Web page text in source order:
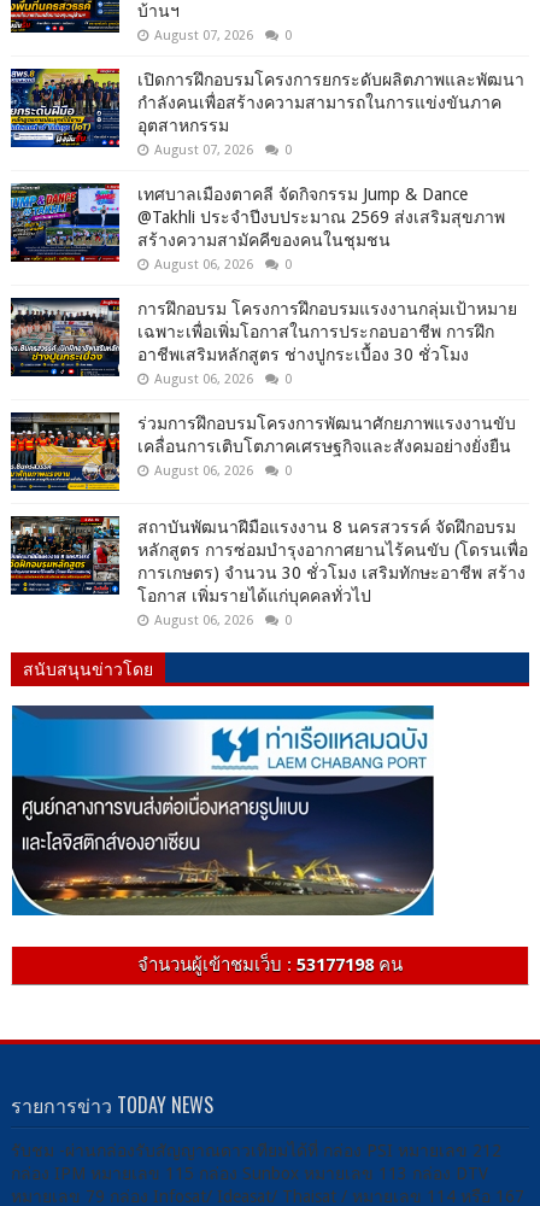
บ้านฯ
August 07, 2026 0
เปิดการฝึกอบรมโครงการยกระดับผลิตภาพและพัฒนา
กำลังคนเพื่อสร้างความสามารถในการแข่งขันภาค
อุตสาหกรรม
August 07, 2026 0
เทศบาลเมืองตาคลี จัดกิจกรรม Jump & Dance
@Takhli ประจำปีงบประมาณ 2569 ส่งเสริมสุขภาพ
สร้างความสามัคคีของคนในชุมชน
August 06, 2026 0
การฝึกอบรม โครงการฝึกอบรมแรงงานกลุ่มเป้าหมาย
เฉพาะเพื่อเพิ่มโอกาสในการประกอบอาชีพ การฝึก
อาชีพเสริมหลักสูตร ช่างปูกระเบื้อง 30 ชั่วโมง
August 06, 2026 0
ร่วมการฝึกอบรมโครงการพัฒนาศักยภาพแรงงานขับ
เคลื่อนการเติบโตภาคเศรษฐกิจและสังคมอย่างยั่งยืน
August 06, 2026 0
สถาบันพัฒนาฝีมือแรงงาน 8 นครสวรรค์ จัดฝึกอบรม
หลักสูตร การซ่อมบำรุงอากาศยานไร้คนขับ (โดรนเพื่อ
การเกษตร) จำนวน 30 ชั่วโมง เสริมทักษะอาชีพ สร้าง
โอกาส เพิ่มรายได้แก่บุคคลทั่วไป
August 06, 2026 0
สนับสนุนข่าวโดย
จำนวนผู้เข้าชมเว็บ : 53177198คน
รายการข่าว TODAY NEWS
รับชม -ผ่านกล่องรับสัญญาณดาวเทียมได้ที่ กล่อง PSI หมายเลข 212
กล่อง IPM หมายเลข 115 กล่อง Sunbox หมายเลข 113 กล่อง DTV
หมายเลข 79 กล่อง Infosat/ Ideasat/ Thaisat / หมายเลข 114 หรือ 167